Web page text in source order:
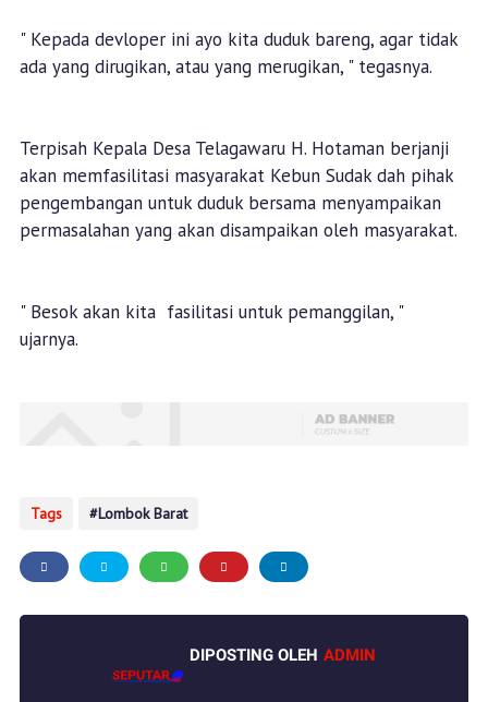
" Kepada devloper ini ayo kita duduk bareng, agar tidak
ada yang dirugikan, atau yang merugikan, " tegasnya.
Terpisah Kepala Desa Telagawaru H. Hotaman berjanji
akan memfasilitasi masyarakat Kebun Sudak dah pihak
pengembangan untuk duduk bersama menyampaikan
permasalahan yang akan disampaikan oleh masyarakat.
" Besok akan kita fasilitasi untuk pemanggilan, "
ujarnya.
Tags Lombok Barat
DIPOSTING OLEH ADMIN